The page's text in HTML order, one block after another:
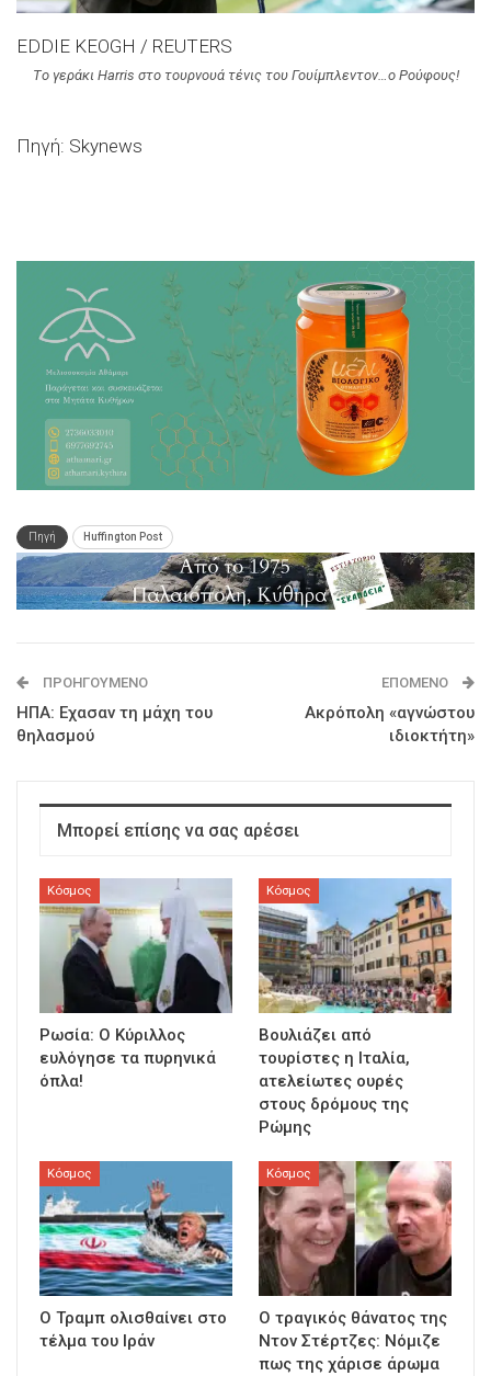
EDDIE KEOGH / REUTERS
Tο γεράκι Harris στο τουρνουά τένις του Γουίμπλεντον…ο Ρούφους!
Πηγή: Skynews
Πηγή Huffington Post
ΠΡΟΗΓΟΎΜΕΝΟ
ΗΠΑ: Εχασαν τη μάχη του
θηλασμού
ΕΠΌΜΕΝΟ
Ακρόπολη «αγνώστου
ιδιοκτήτη»
Μπορεί επίσης να σας αρέσει
Κόσμος
Ρωσία: Ο Κύριλλος
ευλόγησε τα πυρηνικά
όπλα!
Κόσμος
Βουλιάζει από
τουρίστες η Ιταλία,
ατελείωτες ουρές
στους δρόμους της
Ρώμης
Κόσμος
Ο Τραμπ ολισθαίνει στο
τέλμα του Ιράν
Κόσμος
Ο τραγικός θάνατος της
Ντον Στέρτζες: Νόμιζε
πως της χάρισε άρωμα